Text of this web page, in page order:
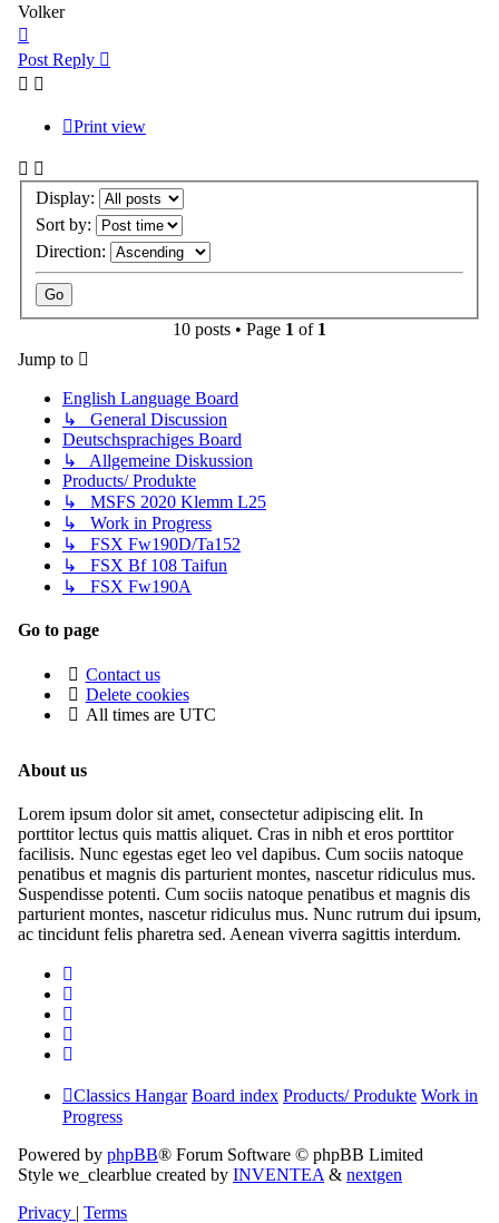
Volker
Post Reply
Print view
Display:
Sort by:
Direction:
10 posts • Page 1 of 1
Jump to
English Language Board
↳ General Discussion
Deutschsprachiges Board
↳ Allgemeine Diskussion
Products/ Produkte
↳ MSFS 2020 Klemm L25
↳ Work in Progress
↳ FSX Fw190D/Ta152
↳ FSX Bf 108 Taifun
↳ FSX Fw190A
Go to page
Contact us
Delete cookies
All times are UTC
About us
Lorem ipsum dolor sit amet, consectetur adipiscing elit. In
porttitor lectus quis mattis aliquet. Cras in nibh et eros porttitor
facilisis. Nunc egestas eget leo vel dapibus. Cum sociis natoque
penatibus et magnis dis parturient montes, nascetur ridiculus mus.
Suspendisse potenti. Cum sociis natoque penatibus et magnis dis
parturient montes, nascetur ridiculus mus. Nunc rutrum dui ipsum,
ac tincidunt felis pharetra sed. Aenean viverra sagittis interdum.
Classics Hangar Board index Products/ Produkte Work in
Progress
Powered by phpBB® Forum Software © phpBB Limited
Style we_clearblue created by INVENTEA & nextgen
Privacy | Terms